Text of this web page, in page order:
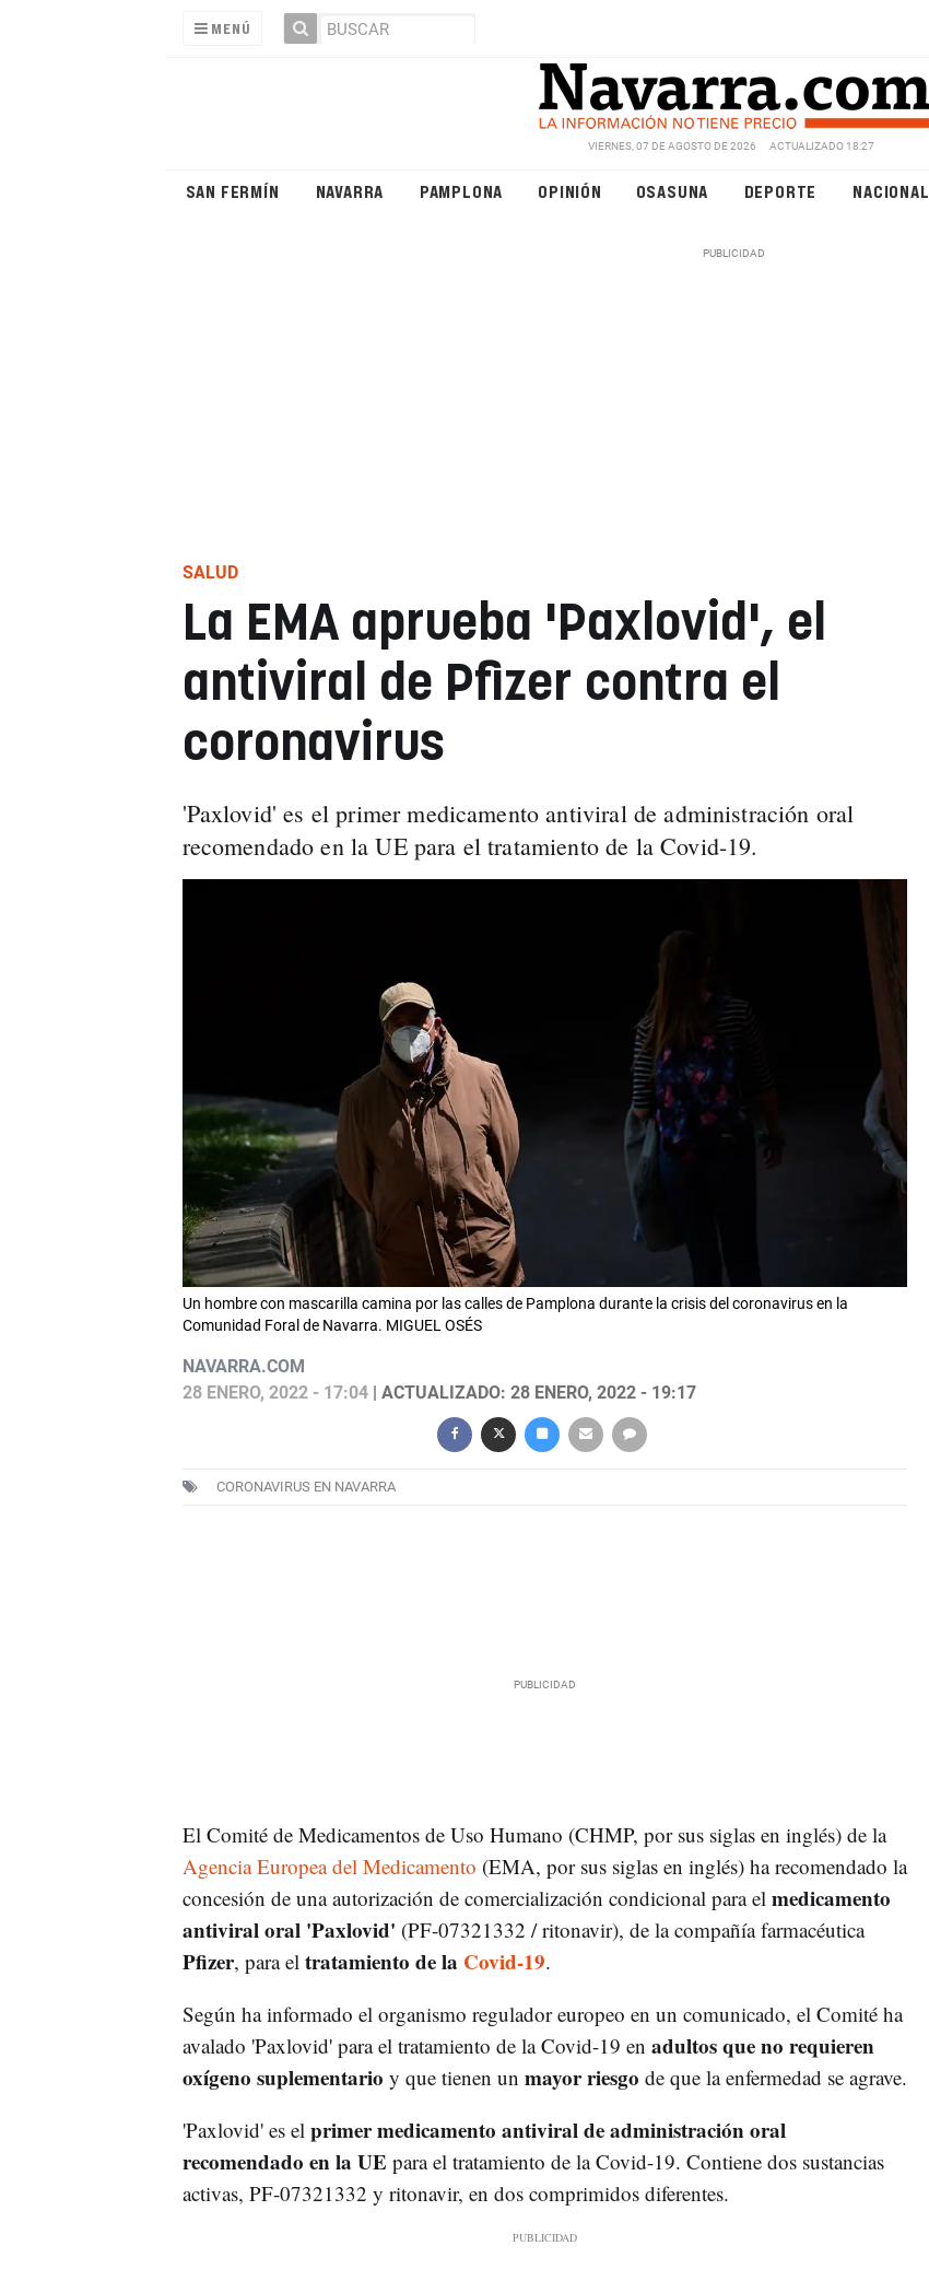
MENÚ
VIERNES, 07 DE AGOSTO DE 2026 ACTUALIZADO 18:27
SAN FERMÍN NAVARRA PAMPLONA OPINIÓN OSASUNA DEPORTE NACIONAL
SALUD
La EMA aprueba 'Paxlovid', el
antiviral de Pfizer contra el
coronavirus
'Paxlovid' es el primer medicamento antiviral de administración oral
recomendado en la UE para el tratamiento de la Covid-19.
Un hombre con mascarilla camina por las calles de Pamplona durante la crisis del coronavirus en la
Comunidad Foral de Navarra. MIGUEL OSÉS
NAVARRA.COM
28 ENERO, 2022 - 17:04| ACTUALIZADO: 28 ENERO, 2022 - 19:17
CORONAVIRUS EN NAVARRA
El Comité de Medicamentos de Uso Humano (CHMP, por sus siglas en inglés) de la
Agencia Europea del Medicamento (EMA, por sus siglas en inglés) ha recomendado la
concesión de una autorización de comercialización condicional para el medicamento
antiviral oral 'Paxlovid' (PF-07321332 / ritonavir), de la compañía farmacéutica
Pfizer, para el tratamiento de la Covid-19.
Según ha informado el organismo regulador europeo en un comunicado, el Comité ha
avalado 'Paxlovid' para el tratamiento de la Covid-19 en adultos que no requieren
oxígeno suplementario y que tienen un mayor riesgo de que la enfermedad se agrave.
'Paxlovid' es el primer medicamento antiviral de administración oral
recomendado en la UE para el tratamiento de la Covid-19. Contiene dos sustancias
activas, PF-07321332 y ritonavir, en dos comprimidos diferentes.